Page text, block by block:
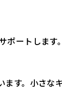
ポートします
す。小さな